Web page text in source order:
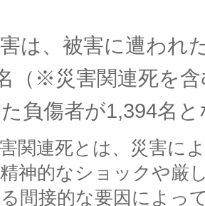
は、被害に遭われ
（※災害関連死を
負傷者が1,394名
関連死とは、災害に
精神的なショックや厳
間接的な要因によっ